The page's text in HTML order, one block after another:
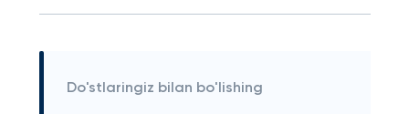
Do'stlaringiz bilan bo'lishing